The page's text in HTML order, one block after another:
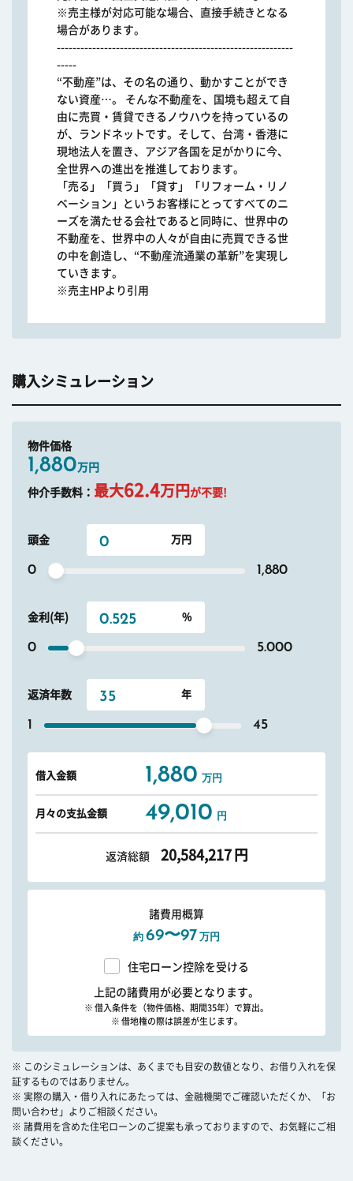
※売主様が対応可能な場合、直接手続きとなる
場合があります。
------------------------------------------------------------
-----
“不動産”は、その名の通り、動かすことができ
ない資産…。 そんな不動産を、国境も超えて自
由に売買・賃貸できるノウハウを持っているの
が、ランドネットです。そして、台湾・香港に
現地法人を置き、アジア各国を足がかりに今、
全世界への進出を推進しております。
「売る」「買う」「貸す」「リフォーム・リノ
ベーション」というお客様にとってすべてのニ
ーズを満たせる会社であると同時に、世界中の
不動産を、世界中の人々が自由に売買できる世
の中を創造し、“不動産流通業の革新”を実現し
ていきます。
※売主HPより引用
購入シミュレーション
物件価格
1,880万円
仲介手数料： 最大62.4万円 が不要!
頭金
0 1,880
金利(年)
0 5.000
返済年数
1 45
借入金額 1,880 万円
月々の支払金額 49,010 円
返済総額 20,584,217 円
諸費用概算
約 69〜97 万円
住宅ローン控除を受ける
上記の諸費用が必要となります。
※ 借入条件を（物件価格、期間35年）で算出。
※ 借地権の際は誤差が生じます。
※ このシミュレーションは、あくまでも目安の数値となり、お借り入れを保
証するものではありません。
※ 実際の購入・借り入れにあたっては、金融機関でご確認いただくか、「お
問い合わせ」よりご相談ください。
※ 諸費用を含めた住宅ローンのご提案も承っておりますので、お気軽にご相
談ください。